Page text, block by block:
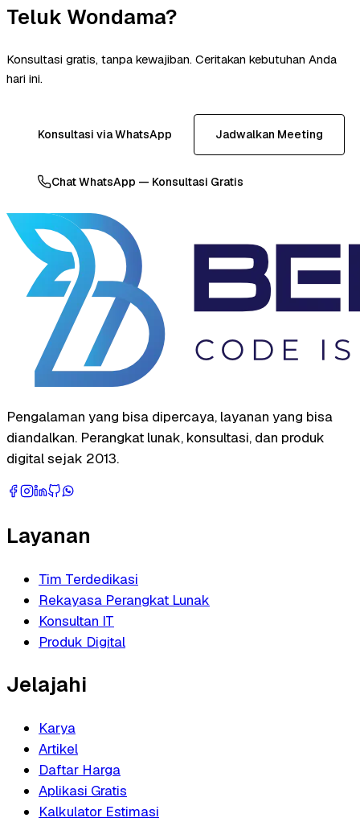
Teluk Wondama?
Konsultasi gratis, tanpa kewajiban. Ceritakan kebutuhan Anda
hari ini.
Konsultasi via WhatsApp Jadwalkan Meeting
Chat WhatsApp — Konsultasi Gratis
Pengalaman yang bisa dipercaya, layanan yang bisa
diandalkan. Perangkat lunak, konsultasi, dan produk
digital sejak 2013.
Layanan
Tim Terdedikasi
Rekayasa Perangkat Lunak
Konsultan IT
Produk Digital
Jelajahi
Karya
Artikel
Daftar Harga
Aplikasi Gratis
Kalkulator Estimasi